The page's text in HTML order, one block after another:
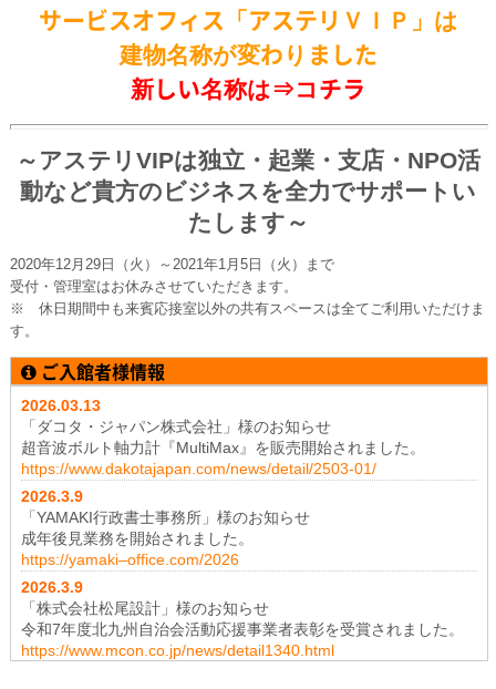
サービスオフィス「アステリＶＩＰ」は
建物名称が変わりました
新しい名称は⇒コチラ
～アステリVIPは独立・起業・支店・NPO活
動など貴方のビジネスを全力でサポートい
たします～
2020年12月29日（火）～2021年1月5日（火）まで
受付・管理室はお休みさせていただきます。
※ 休日期間中も来賓応接室以外の共有スペースは全てご利用いただけま
す。
ご入館者様情報
2026.03.13
「ダコタ・ジャパン株式会社」様のお知らせ
超音波ボルト軸力計『MultiMax』を販売開始されました。
https://www.dakotajapan.com/news/detail/2503-01/
2026.3.9
「YAMAKI行政書士事務所」様のお知らせ
成年後見業務を開始されました。
https://yamaki–office.com/2026
2026.3.9
「株式会社松尾設計」様のお知らせ
令和7年度北九州自治会活動応援事業者表彰を受賞されました。
https://www.mcon.co.jp/news/detail1340.html